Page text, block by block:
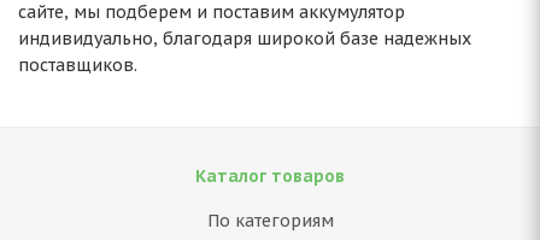
сайте, мы подберем и поставим аккумулятор
индивидуально, благодаря широкой базе надежных
поставщиков.
Каталог товаров
По категориям